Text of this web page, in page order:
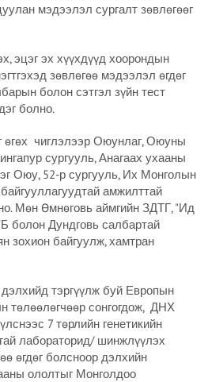
мэдээлэл сургалт зөвлөгөөг
эцэг эх хүүхдүүд хоорондын
зөвлөгөө мэдээлэл өгдөг
болон сэтгэл зүйн тест
болно.
өгөх чиглэлээр Оюунлаг, Оюуны
сургууль, Анагаах ухааны
Оюу, 52-р сургууль, Их Монголын
амжилттай
Мөн Өмнөговь аймгийн ЗДТГ, "Ид
болон Дундговь салбартай
зохион байгуулж, хамтран
тэргүүлж буй Европын
төлөөлөгчөөр сонгогдож, ДНХ
7 төрлийн генетикийн
лабораторид/ шинжлүүлэх
өгдөг болсноор дэлхийн
ололтыг Монголдоо